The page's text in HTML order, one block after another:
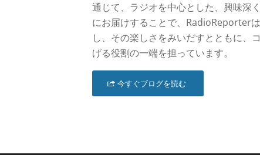
通じて、ラジオを中心とした、興味深
にお届けすることで、RadioReporter
し、その楽しさをみいだすとともに、
げる役割の一端を担っています。
今すぐブログを読む